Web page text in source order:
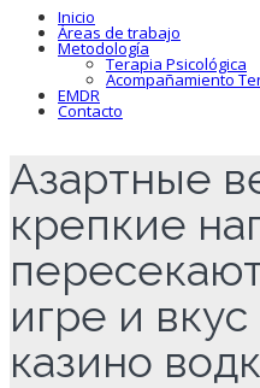
Inicio
Áreas de trabajo
Metodología
Terapia Psicológica
Acompañamiento
EMDR
Contacto
Азартные
крепкие
игре и
казино